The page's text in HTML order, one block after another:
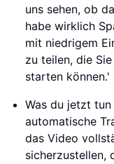
uns sehen, ob
habe wirklich
mit niedrigem
zu teilen, die
starten können.'
Was du jetzt
automatische
das Video
sicherzustellen,